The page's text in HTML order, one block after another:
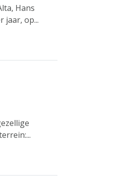
Hans
jaar, op...